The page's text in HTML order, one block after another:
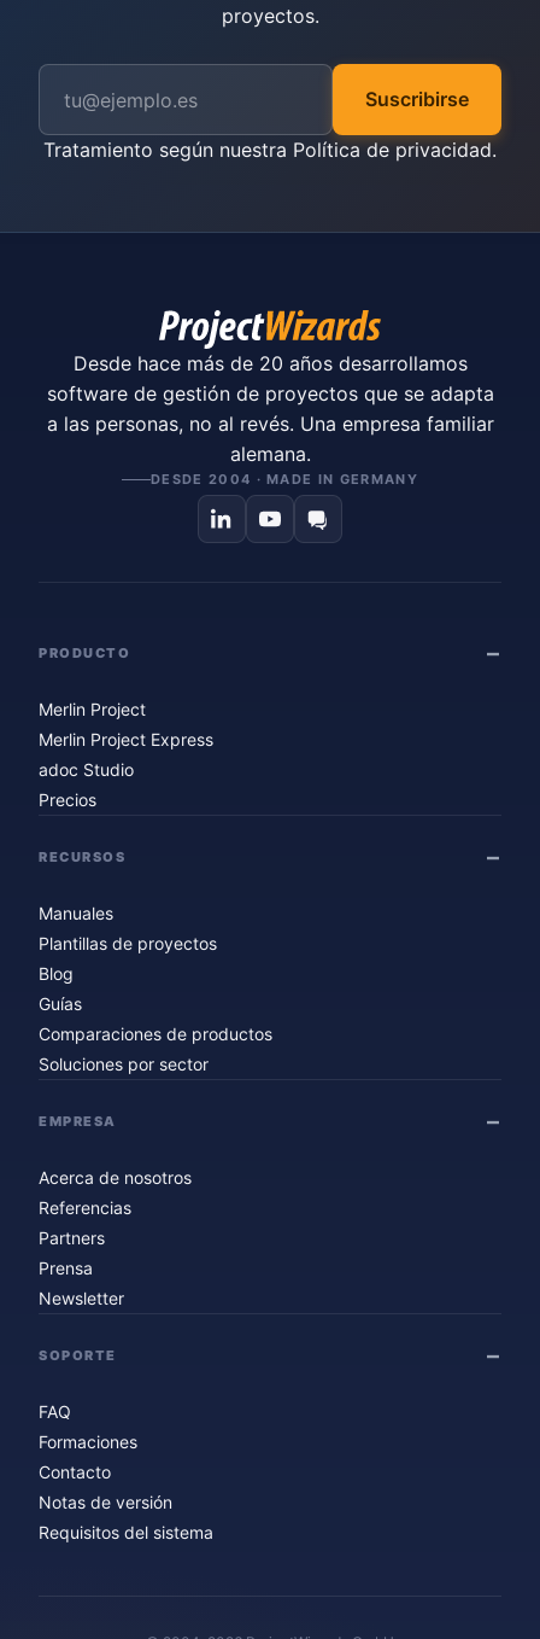
proyectos.
Suscribirse
Tratamiento según nuestra Política de privacidad.
Desde hace más de 20 años desarrollamos
software de gestión de proyectos que se adapta
a las personas, no al revés. Una empresa familiar
alemana.
DESDE 2004 · MADE IN GERMANY
PRODUCTO
Merlin Project
Merlin Project Express
adoc Studio
Precios
RECURSOS
Manuales
Plantillas de proyectos
Blog
Guías
Comparaciones de productos
Soluciones por sector
EMPRESA
Acerca de nosotros
Referencias
Partners
Prensa
Newsletter
SOPORTE
FAQ
Formaciones
Contacto
Notas de versión
Requisitos del sistema